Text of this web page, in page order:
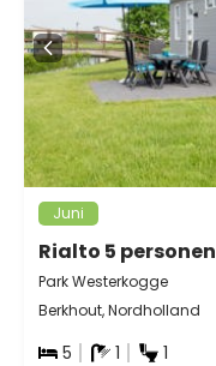
Juni
Rialto 5 personen
Park Westerkogge
Berkhout, Nordholland
5 1 1